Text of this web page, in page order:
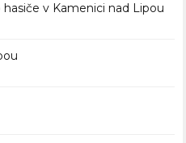
v Kamenici nad Lipou